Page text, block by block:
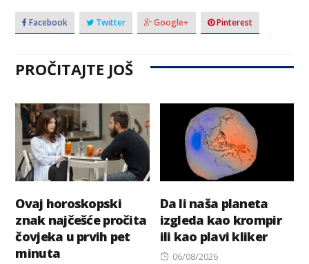
Facebook Twitter Google+ Pinterest
PROČITAJTE JOŠ
Ovaj horoskopski
znak najčešće pročita
čovjeka u prvih pet
minuta
Da li naša planeta
izgleda kao krompir
ili kao plavi kliker
Posted
06/08/2026